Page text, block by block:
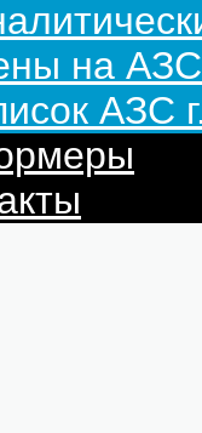
на
АЗС